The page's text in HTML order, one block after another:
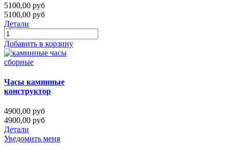
5100,00 руб
5100,00 руб
Детали
Добавить в корзину
Часы каминные
конструктор
4900,00 руб
4900,00 руб
Детали
Уведомить меня